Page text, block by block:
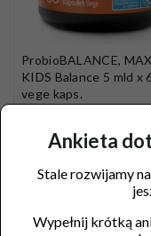
ProbioBALANCE, MAX
KIDS Balance 5 mld x
vege kaps.
Dodaj do koszyka
Ankieta
Stale rozwijamy
Wypełnij krótką